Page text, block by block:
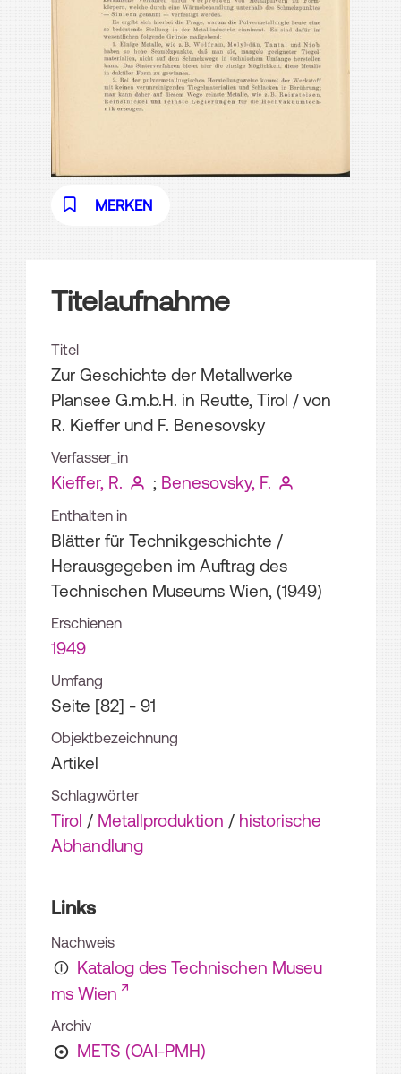
MERKEN
Titelaufnahme
Titel
Zur Geschichte der Metallwerke
Plansee G.m.b.H. in Reutte, Tirol / von
R. Kieffer und F. Benesovsky
Verfasser_in
Kieffer, R. ; Benesovsky, F.
Enthalten in
Blätter für Technikgeschichte /
Herausgegeben im Auftrag des
Technischen Museums Wien, (1949)
Erschienen
1949
Umfang
Seite [82] - 91
Objektbezeichnung
Artikel
Schlagwörter
Tirol / Metallproduktion / historische
Abhandlung
Links
Nachweis
Katalog des Technischen Museu
ms Wien
Archiv
METS (OAI-PMH)